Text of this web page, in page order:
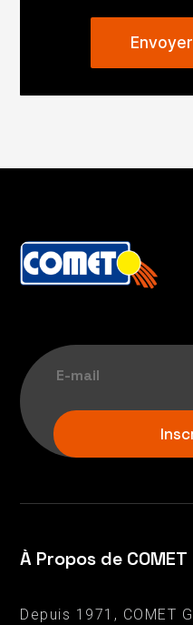
Envoyer
À Propos de COMET
Depuis 1971, COMET